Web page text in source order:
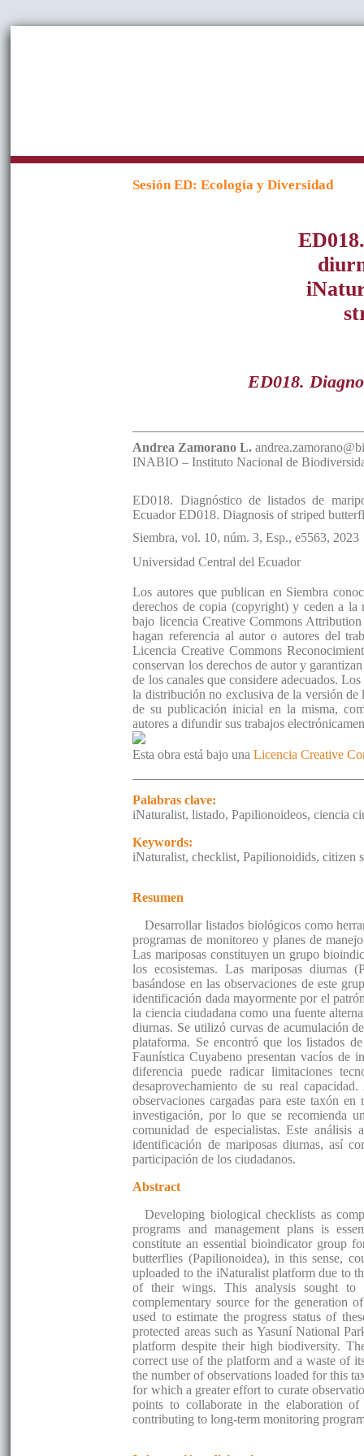
Sesión ED: Ecología y Diversidad
ED018.
Andrea Zamorano L.
INABIO – Instituto Nacional de
ED018. Diagnóstico de listados de
Ecuador ED018. Diagnosis of striped
Siembra, vol. 10, núm. 3, Esp., e5563, 2023
Universidad Central del Ecuador
Los autores que publican en Siembra
derechos de copia (copyright) y ceden a
bajo licencia Creative Commons
hagan referencia al autor o autores del
Licencia Creative Commons
conservan los derechos de autor y
de los canales que considere adecuados.
la distribución no exclusiva de la versión
de su publicación inicial en la misma,
autores a difundir sus trabajos
Esta obra está bajo unaLicencia Creative
Palabras clave:
iNaturalist, listado, Papilionoideos, ciencia
Keywords:
iNaturalist, checklist, Papilionoidids, citizen
Resumen
Desarrollar listados biológicos como
programas de monitoreo y planes de
Las mariposas constituyen un grupo
los ecosistemas. Las mariposas diurnas
basándose en las observaciones de este
identificación dada mayormente por el
la ciencia ciudadana como una fuente
diurnas. Se utilizó curvas de acumulación
plataforma. Se encontró que los listados
Faunística Cuyabeno presentan vacíos de
diferencia puede radicar limitaciones
desaprovechamiento de su real
observaciones cargadas para este taxón
investigación, por lo que se recomienda
comunidad de especialistas. Este
identificación de mariposas diurnas, así
participación de los ciudadanos.
Abstract
Developing biological checklists as
programs and management plans is
constitute an essential bioindicator group
butterflies (Papilionoidea), in this sense,
uploaded to the iNaturalist platform due to
of their wings. This analysis sought to
complementary source for the generation
used to estimate the progress status of
protected areas such as Yasuní National
platform despite their high biodiversity.
correct use of the platform and a waste of
the number of observations loaded for this
for which a greater effort to curate
points to collaborate in the elaboration
contributing to long-term monitoring